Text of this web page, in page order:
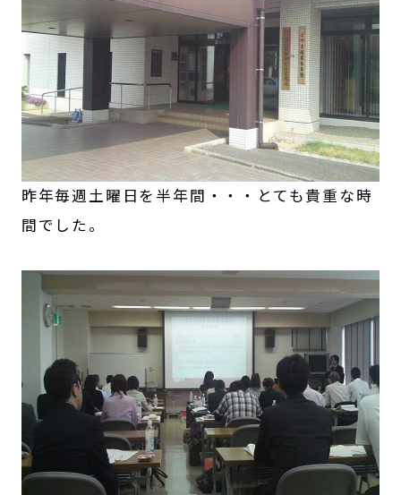
昨年毎週土曜日を半年間・・・とても貴重な時
間でした。